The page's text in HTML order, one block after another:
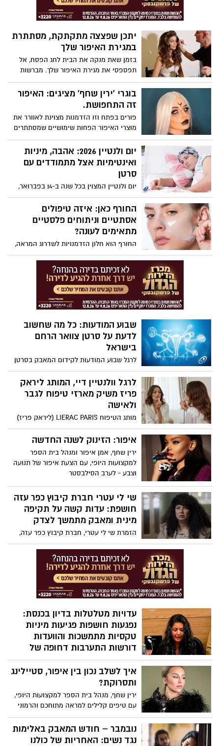
יתכן שפצצה מתקתקת, מסתתרת
במגירת האיפור שלך
בזמן שאת מנקה את הבית לחג הפסח, אל
תפספסי את מגירת האיפור שלך. מברשות
איפור לא נקיות הופכות למסוכנות לשימוש
ואף עלולות להוביל לגירויי עור ודלקות עיניים.
מה עושים? חופפים ולא מחפפים. ירין שחף,
ההסברים:
בוגרי 'ירין שחף' מציגים: האיפור
זה התחפושת.
פורים בפתח וזו הזדמנות מצוינת לאוורר את
מוצרי האיפור הפחות שימושיים שמסתתרים
אצלנו במגירה לטובת יצירה איפורית מרהיבה
שתסובב ראשים. קבלו כמה דוגמאות
והסברים איך לאמץ בלי להתאמץ?
יום ולנטיין 2026: אהבה, מיניות
ואינטימיות אצל מתמודדים עם
סרטן
יום ולנטיין המצוין בכל שנה ב-14 בפברואר,
הוא חג האהבה הנחגג במדינות רבות ברחבי
העולם. גם בישראל רבים מציינים את המועד
כיום אהבה, בנוסף לחגיגות ט"ו באב. לרגל יום
זה מספרת לנה קורץ אלמוג, מטפלת במיניות
המיניות והאינטימיות למתמודדים עם מחלת
הסרטן:
החורף כאן: איזה טיפולים
אסתטיים וניתוחים פלסטיים
מתאימים לעונה?
החורף הוא חלון הזדמנויות לשדרוג המראה,
קרינת השמש נחלשת, מה שמפחית את
הסיכון לפיגמנטציה או לצלקות כהות
שעלולות להיווצר בזמן ההחלמה מניתוח
פלסטי או טיפול אסתטי. השכבות של בגדי
החורף הן הכיסוי האידיאלי לתחבושות
ונפיחויות. אף אחד לא צריך לדעת שעברתם
עטופים בשכבות מחממות. בנוסף,
הטמפרטורות הנמוכות עוזרות בעקיפין
לצמצם נפיחויות ודלקות, והרבה יותר נעים
ללבוש בגדי לחץ או מחטבים כשלא מזיעים
שבוע המודעות: כל מה שחשוב
לדעת על סרטן צוואר הרחם
בישראל
לרגל שבוע המודעות לקידום המאבק בסרטן
צוואר הרחם 2026, שיצוין בישראל בין 16 עד 21
בינואר, האגודה למלחמה בסרטן מגישה
עובדות מדעיות ומחקרים מעודכנים. באגודה
מדגישים כי בעזרת מודעות, התחסנות וגילוי
בסרטן צוואר הרחם בישראל בדומה
לרגל וולנטיין דיי, המותג ליראק
פריז משיק מארזי טיפוח לגבר
ולאישה
מותג הטיפוח LIERAC PARIS (ליראק פריז)
יוצא במבצע מיוחד לרגל הוולנטיין דיי,
במסגרתו משיק מארז לגבר ולאישה במבצע
מיוחד.
איפור: הזינוק לשנה החדשה
ירין שחף, אמן איפור ומנהל בית הספר
למקצועות היופי, עם הצעת איפור של תנועה
וצבע - לערב הסילבסטר
שי לי עטרי חברת קיבוץ כפר עזה
חושפת: עדות קשה על תקיפה
מינית ומאבק מתמשך לצדק
הזמרת שי לי עטרי, חברת קיבוץ כפר עזה,
ששכלה את בעלה יהב וינר ז"ל ב7 באוקטובר
כאשר הגן עליה ועל ביתם, נפתחה לראשונה
מול המצלמות וסיפרה על מסע כאוב נוסף
שעברה בחייה. בתוכנית "חשיפה" עם חיים
אתגר בקשת 12 שיתפה עטרי את עדותה
האישית על תקיפה מינית אלימה שלטענתה
המאבק לצדק
עדויות מטלטלות בדיון בכנסת:
נפגעות חושפות פגיעות מיניות
טקסיות מתמשכות והוועדות
דורשות התערבות דחופה של
רשויות האכיפה
בדיון מיוחד שנערך בוועדה לקידום מעמד
האישה ובוועדה המיוחדת לענייני צעירים,
נחשפו השבוע עדויות נוספות של נשים
שסיפרו על פגיעות מיניות מאורגנות וטקסיות
מספר פוגעים ובזירות שונות.
איך לשלב נכון בין איפור, סטיילינג
ותסרוקת?
ירין שחף, מנהל בית הספר למקצועות היופי,
עם טיפים קלילים למראה מתוחכם והרמוני
נובמבר – חודש המאבק באלימות
נגד נשים: האחריות של כולנו